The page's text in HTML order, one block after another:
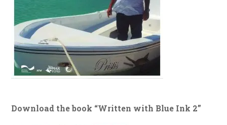
Download the book “Written with Blue Ink 2”